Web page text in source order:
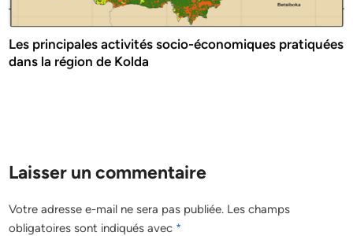
Les principales activités socio-économiques pratiquées
dans la région de Kolda
Laisser un commentaire
Votre adresse e-mail ne sera pas publiée. Les champs
obligatoires sont indiqués avec *